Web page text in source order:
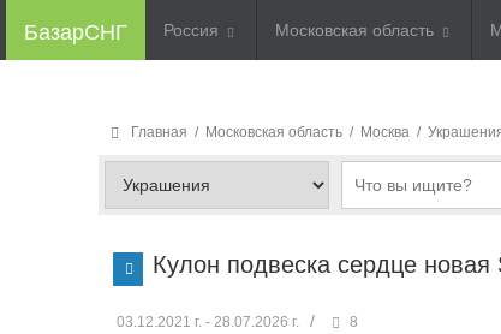
БазарСНГ Россия Московская область
Главная / Московская область / Москва /
Кулон подвеска сердце
03.12.2021 г. - 28.07.2026 г. / 8